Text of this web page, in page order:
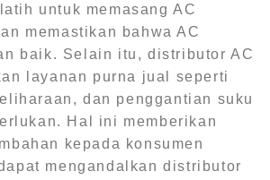
untuk memasang AC
memastikan bahwa AC
baik. Selain itu, distributor AC
layanan purna jual seperti
dan penggantian suku
Hal ini memberikan
kepada konsumen
mengandalkan distributor